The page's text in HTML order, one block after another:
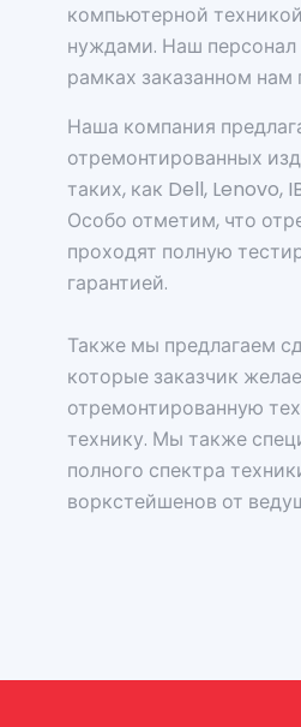
компьютерной
нуждами. Наш персонал
рамках заказанном нам
Наша компания
отремонтированных
таких, как Dell, Lenovo,
Особо отметим, что
проходят полную
гарантией.
Также мы предлагаем
которые заказчик
отремонтированную
технику. Мы также
полного спектра
воркстейшенов от